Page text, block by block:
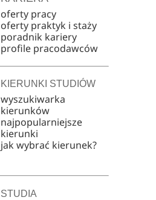
oferty pracy
oferty praktyk i staży
poradnik kariery
profile pracodawców
KIERUNKI STUDIÓW
wyszukiwarka
kierunków
najpopularniejsze
kierunki
jak wybrać kierunek?
STUDIA